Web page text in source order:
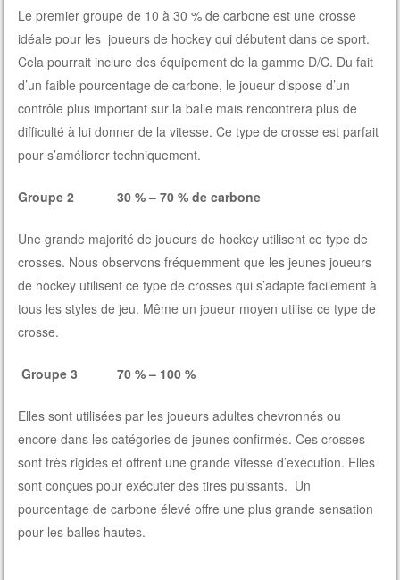
Le premier groupe de 10 à 30 % de carbone est une crosse
idéale pour les joueurs de hockey qui débutent dans ce sport.
Cela pourrait inclure des équipement de la gamme D/C. Du fait
d’un faible pourcentage de carbone, le joueur dispose d’un
contrôle plus important sur la balle mais rencontrera plus de
difficulté à lui donner de la vitesse. Ce type de crosse est parfait
pour s’améliorer techniquement.
Groupe 2 30 % – 70 % de carbone
Une grande majorité de joueurs de hockey utilisent ce type de
crosses. Nous observons fréquemment que les jeunes joueurs
de hockey utilisent ce type de crosses qui s’adapte facilement à
tous les styles de jeu. Même un joueur moyen utilise ce type de
crosse.
Groupe 3 70 % – 100 %
Elles sont utilisées par les joueurs adultes chevronnés ou
encore dans les catégories de jeunes confirmés. Ces crosses
sont très rigides et offrent une grande vitesse d’exécution. Elles
sont conçues pour exécuter des tires puissants. Un
pourcentage de carbone élevé offre une plus grande sensation
pour les balles hautes.